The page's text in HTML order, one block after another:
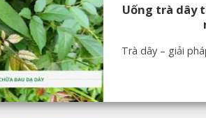
Uống trà dây
Trà dây – giải